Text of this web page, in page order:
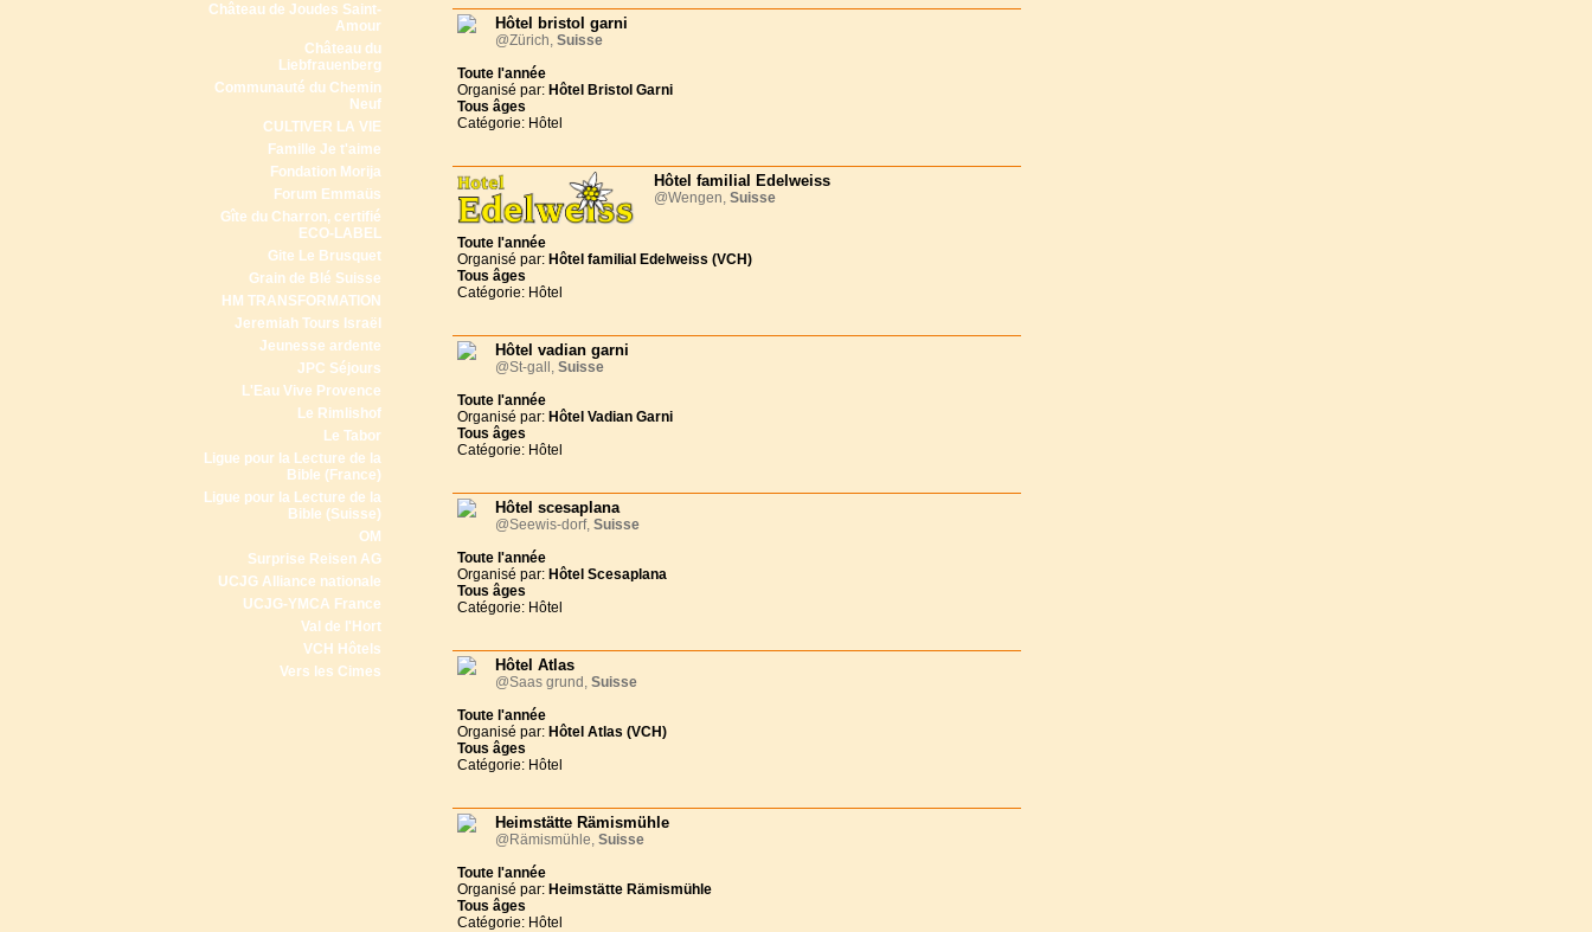
Château de Joudes Saint-
Amour
Château du
Liebfrauenberg
Communauté du Chemin
Neuf
CULTIVER LA VIE
Famille Je t'aime
Fondation Morija
Forum Emmaüs
Gîte du Charron, certifié
ECO-LABEL
Gite Le Brusquet
Grain de Blé Suisse
HM TRANSFORMATION
Jeremiah Tours Israël
Jeunesse ardente
JPC Séjours
L'Eau Vive Provence
Le Rimlishof
Le Tabor
Ligue pour la Lecture de la
Bible (France)
Ligue pour la Lecture de la
Bible (Suisse)
OM
Surprise Reisen AG
UCJG Alliance nationale
UCJG-YMCA France
Val de l'Hort
VCH Hôtels
Vers les Cimes
Hôtel bristol garni
@Zürich, Suisse
Toute l'année
Organisé par: Hôtel Bristol Garni
Tous âges
Catégorie: Hôtel
Hôtel familial Edelweiss
@Wengen, Suisse
Toute l'année
Organisé par: Hôtel familial Edelweiss (VCH)
Tous âges
Catégorie: Hôtel
Hôtel vadian garni
@St-gall, Suisse
Toute l'année
Organisé par: Hôtel Vadian Garni
Tous âges
Catégorie: Hôtel
Hôtel scesaplana
@Seewis-dorf, Suisse
Toute l'année
Organisé par: Hôtel Scesaplana
Tous âges
Catégorie: Hôtel
Hôtel Atlas
@Saas grund, Suisse
Toute l'année
Organisé par: Hôtel Atlas (VCH)
Tous âges
Catégorie: Hôtel
Heimstätte Rämismühle
@Rämismühle, Suisse
Toute l'année
Organisé par: Heimstätte Rämismühle
Tous âges
Catégorie: Hôtel